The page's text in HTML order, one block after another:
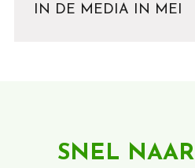
IN DE MEDIA IN MEI
SNEL NAAR